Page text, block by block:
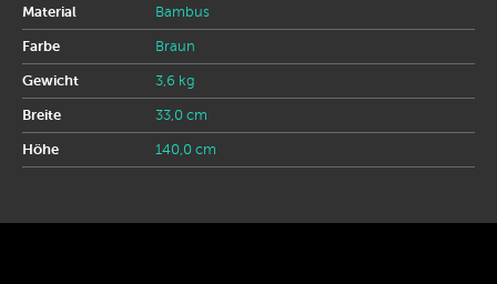
Material Bambus
Farbe Braun
Gewicht 3,6 kg
Breite 33,0 cm
Höhe 140,0 cm